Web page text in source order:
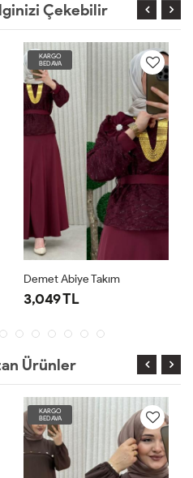
Çekebilir
KARGO
BEDAVA
Demet Abiye Takım
3,049 TL
Ürünler
KARGO
BEDAVA